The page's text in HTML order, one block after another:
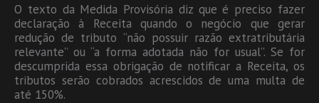
O texto da Medida Provisória diz que é preciso fazer
declaração à Receita quando o negócio que gerar
redução de tributo “não possuir razão extratributária
relevante” ou “a forma adotada não for usual”. Se for
descumprida essa obrigação de notificar a Receita, os
tributos serão cobrados acrescidos de uma multa de
até 150%.